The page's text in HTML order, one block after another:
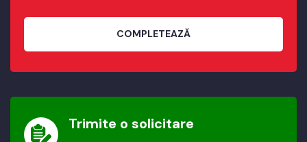
COMPLETEAZĂ
Trimite o solicitare